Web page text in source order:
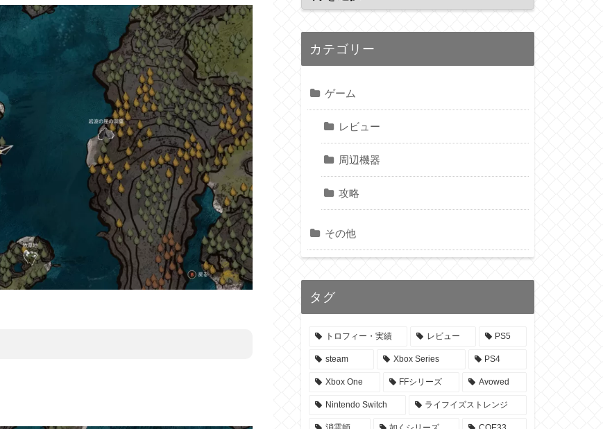
カテゴリー
ゲーム
レビュー
周辺機器
攻略
その他
タグ
トロフィー・実績 レビュー PS5
steam Xbox Series PS4
Xbox One FFシリーズ Avowed
Nintendo Switch ライフイズストレンジ